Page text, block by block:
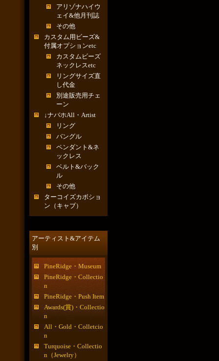
アリゾナハイウ
ェイ&他月刊誌
その他
カスタム用ビーズ&
付属オプションetc
カスタムビーズ
ネックレスetc
リングサイズ直
し代金
別途販売用チェ
ーン
↓ナバホAll・Artist
リング
バングル
ペンダント&ネ
ックレス
ベルト&バック
ル
その他
ターコイズカボショ
ン（キャブ）
アーティスト&アイテム
別
PineRidge・Museum
PineRidge・Collectio
n
PineRidge・Push Item
Awards(賞)・Collectio
n
All・Gold・Colletcio
n
Turquoise・Collectio
n（Jewelry）